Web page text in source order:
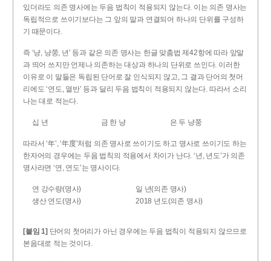
있더라도 의존 명사에는 두음 법칙이 적용되지 않는다. 이는 의존 명사는
독립적으로 쓰이기보다는 그 앞의 말과 연결되어 하나의 단위를 구성하
기 때문이다.
즉 ‘냥, 냥쭝, 년’ 등과 같은 의존 명사는 한글 맞춤법 제42항에 따라 앞말
과 띄어 쓰지만 언제나 의존하는 대상과 하나의 단위로 쓰인다. 이러한
이유로 이 말들은 독립된 단어로 잘 인식되지 않고, 그 결과 단어의 첫머
리에도 ‘연도, 열반’ 등과 달리 두음 법칙이 적용되지 않는다. 따라서 소리
나는 대로 적는다.
십 년 금 한 냥 은 두 냥쭝
따라서 ‘年’, ‘年度’처럼 의존 명사로 쓰이기도 하고 명사로 쓰이기도 하는
한자어의 경우에는 두음 법칙의 적용에서 차이가 난다. ‘년, 년도’가 의존
명사라면 ‘연, 연도’는 명사이다.
연 강수량(명사)
일 년(의존 명사)
생산 연도(명사)
2018 년도(의존 명사)
[붙임 1] 단어의 첫머리가 아닌 경우에는 두음 법칙이 적용되지 않으므로
본음대로 적는 것이다.